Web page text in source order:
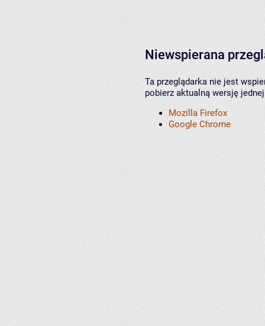
Niewspierana
Ta przeglądarka nie jest
pobierz aktualną wersję
Mozilla Firefox
Google Chrome